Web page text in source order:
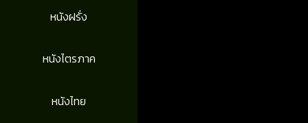
หนังฝรั่ง
หนังไตรภาค
หนังไทย